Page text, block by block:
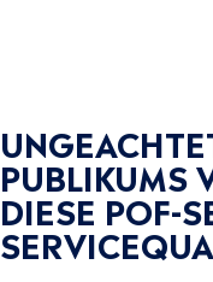
PUBLIKUMS
DIESE POF-